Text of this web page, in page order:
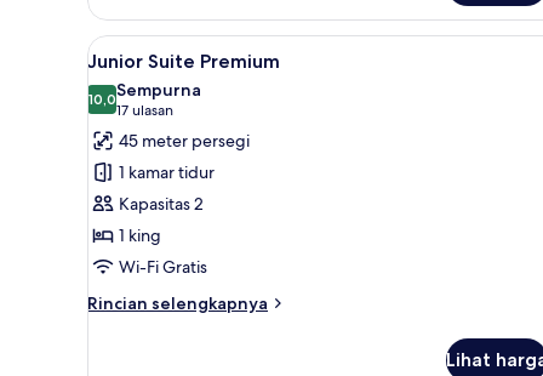
Kamar
Double
Premium
untuk
1
Orang
Lihat
semua
foto
untuk
Junior
Suite
Premium
Seprai premium, selimut bulu
5
Junior Suite Premium
10,010,0 dari 10
Sempurna
17 ulasan
(17
ulasan)
45 meter persegi
1 kamar tidur
Kapasitas 2
1 king
Wi-Fi Gratis
Rincian selengkapnya
Rincian
Lihat